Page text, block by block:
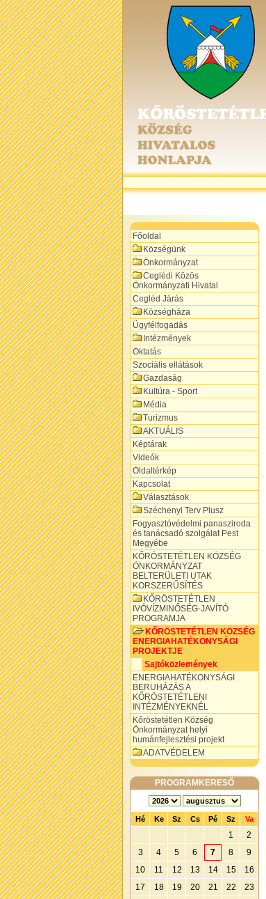
Főoldal
Községünk
Önkormányzat
Ceglédi Közös
Önkormányzati Hivatal
Cegléd Járás
Községháza
Ügyfélfogadás
Intézmények
Oktatás
Szociális ellátások
Gazdaság
Kultúra - Sport
Média
Turizmus
AKTUÁLIS
Képtárak
Videók
Oldaltérkép
Kapcsolat
Választások
Széchenyi Terv Plusz
Fogyasztóvédelmi panasziroda
és tanácsadó szolgálat Pest
Megyébe
KŐRÖSTETÉTLEN KÖZSÉG
ÖNKORMÁNYZAT
BELTERÜLETI UTAK
KORSZERŰSÍTÉS
KŐRÖSTETÉTLEN
IVÓVÍZMINŐSÉG-JAVÍTÓ
PROGRAMJA
KŐRÖSTETÉTLEN KÖZSÉG
ENERGIAHATÉKONYSÁGI
PROJEKTJE
Sajtóközlemények
ENERGIAHATÉKONYSÁGI
BERUHÁZÁS A
KŐRÖSTETÉTLENI
INTÉZMÉNYEKNÉL
Kőröstetétlen Község
Önkormányzat helyi
humánfejlesztési projekt
ADATVÉDELEM
PROGRAMKERESŐ
Hé Ke Sz Cs Pé Sz Va
1
2
3
4 5 6 7 8
9
10
11 12 13 14 15
16
17
18 19 20 21 22
23